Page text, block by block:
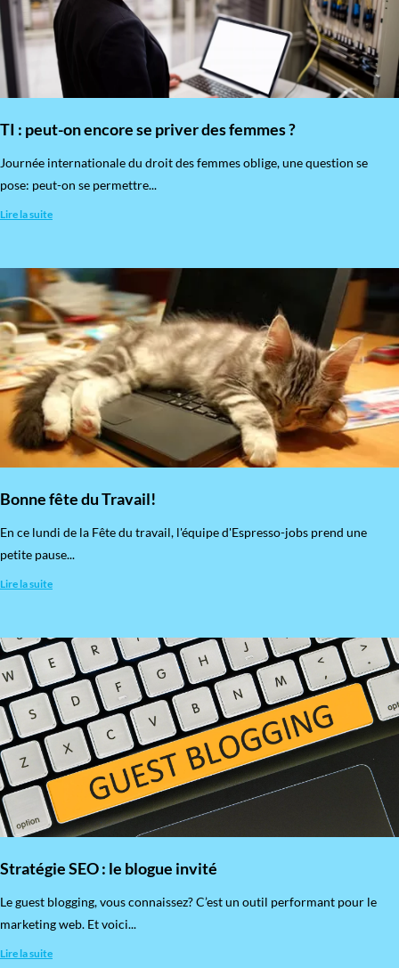
TI : peut-on encore se priver des femmes ?
​Journée internationale du droit des femmes oblige, une question se
pose: peut-on se permettre...
Lire la suite
Bonne fête du Travail!
En ce lundi de la Fête du travail, l'équipe d'Espresso-jobs prend une
petite pause...
Lire la suite
Stratégie SEO : le blogue invité
​Le guest blogging, vous connaissez? C’est un outil performant pour le
marketing web. Et voici...
Lire la suite